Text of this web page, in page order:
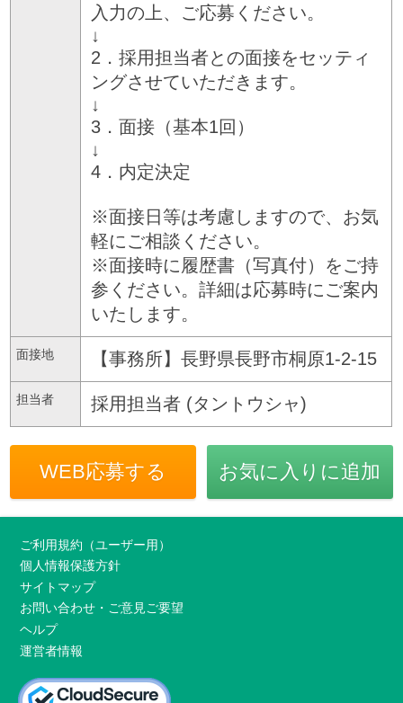
入力の上、ご応募ください。
↓
2．採用担当者との面接をセッティ
ングさせていただきます。
↓
3．面接（基本1回）
↓
4．内定決定
※面接日等は考慮しますので、お気
軽にご相談ください。
※面接時に履歴書（写真付）をご持
参ください。詳細は応募時にご案内
いたします。
面接地 【事務所】長野県長野市桐原1-2-15
担当者 採用担当者 (タントウシャ)
WEB応募する お気に入りに追加
ご利用規約（ユーザー用）
個人情報保護方針
サイトマップ
お問い合わせ・ご意見ご要望
ヘルプ
運営者情報